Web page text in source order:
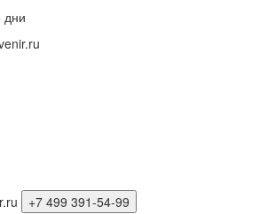
дни
+7 499 391-54-99